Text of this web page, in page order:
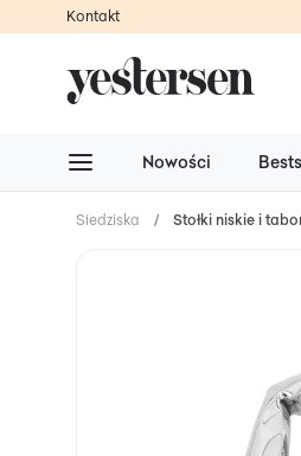
Kontakt
Nowości
Siedziska / Stołki niskie i